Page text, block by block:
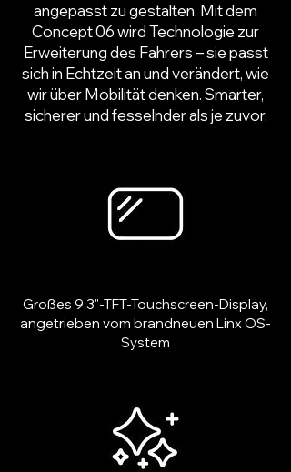
angepasst zu gestalten. Mit dem
Concept 06 wird Technologie zur
Erweiterung des Fahrers – sie passt
sich in Echtzeit an und verändert, wie
wir über Mobilität denken. Smarter,
sicherer und fesselnder als je zuvor.
Großes 9,3"-TFT-Touchscreen-Display,
angetrieben vom brandneuen Linx OS-
System